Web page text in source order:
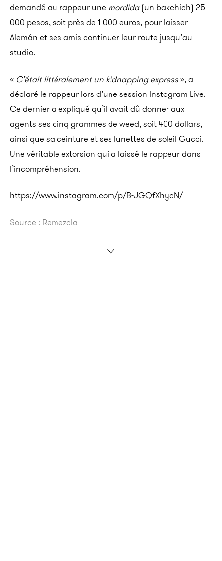
demandé au rappeur une mordida(un bakchich) 25
000 pesos, soit près de 1 000 euros, pour laisser
Alemán et ses amis continuer leur route jusqu’au
studio.
« C’était littéralement un kidnapping express», a
déclaré le rappeur lors d’une session Instagram Live.
Ce dernier a expliqué qu’il avait dû donner aux
agents ses cinq grammes de weed, soit 400 dollars,
ainsi que sa ceinture et ses lunettes de soleil Gucci.
Une véritable extorsion qui a laissé le rappeur dans
l’incompréhension.
https://www.instagram.com/p/B-JGQfXhycN/
Source : Remezcla